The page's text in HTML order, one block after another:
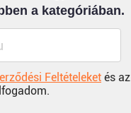
a kategóriában.
Feltételeket és az